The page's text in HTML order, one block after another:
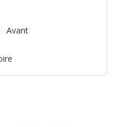
Avant